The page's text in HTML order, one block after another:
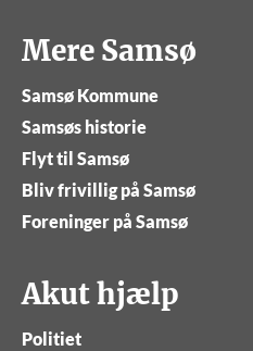
Mere Samsø
Samsø Kommune
Samsøs historie
Flyt til Samsø
Bliv frivillig på Samsø
Foreninger på Samsø
Akut hjælp
Politiet